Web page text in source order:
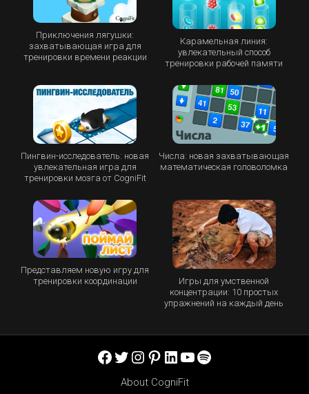
Приключения лягушки:
захватывающая игра для
тренировки времени реакции
Карамельная линия:
увлекательный способ
тренировки рабочей памяти
Пингвин-исследователь: новая
увлекательная игра для
тренировки мозга от CogniFit
Числа: новая захватывающая
математическая головоломка
Представляем новую игру для
тренировки координации
Игры для умственной
концентрации: 10 простых
упражнений на каждый день
Facebook
Twitter
Instagram
Pinterest
LinkedIn
YouTube
Spotify
About CogniFit